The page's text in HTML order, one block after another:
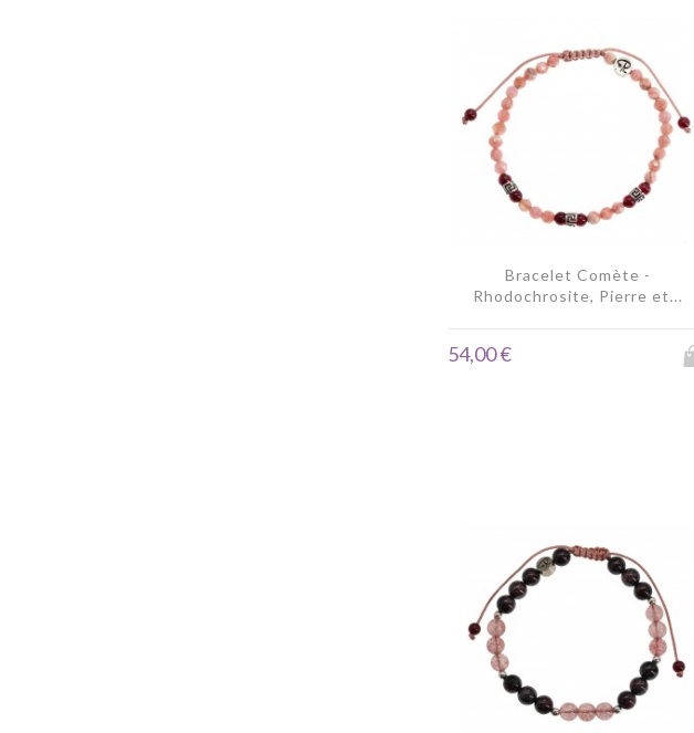
Bracelet Comète -
Rhodochrosite, Pierre et...
54,00 €